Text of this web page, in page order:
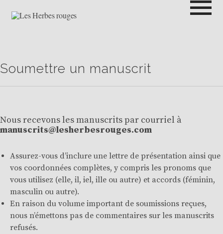
contenuLES HERBES ROUGES
Soumettre un manuscrit
Nous recevons les manuscrits par courriel à
manuscrits@lesherbesrouges.com
Assurez-vous d’inclure une lettre de présentation ainsi que
vos coordonnées complètes, y compris les pronoms que
vous utilisez (elle, il, iel, ille ou autre) et accords (féminin,
masculin ou autre).
En raison du volume important de soumissions reçues,
nous n’émettons pas de commentaires sur les manuscrits
refusés.